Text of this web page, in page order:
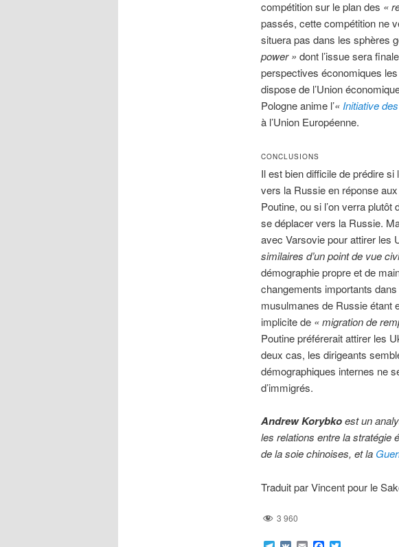
compétition sur le plan des «
passés, cette compétition ne
situera pas dans les sphères
power » dont l’issue sera
perspectives économiques
dispose de l’Union
Pologne anime l’«Initiative
à l’Union Européenne.
CONCLUSIONS
Il est bien difficile de prédire
vers la Russie en réponse
Poutine, ou si l’on verra
se déplacer vers la Russie.
avec Varsovie pour attirer les
similaires d’un point de vue
démographie propre et de
changements importants
musulmanes de Russie étant
implicite de «migration de
Poutine préférerait attirer les
deux cas, les dirigeants
démographiques internes ne
d’immigrés.
Andrew Korybkoest un
les relations entre la stratégie
de la soie chinoises, et la
Traduit par Vincent pour le
3 960